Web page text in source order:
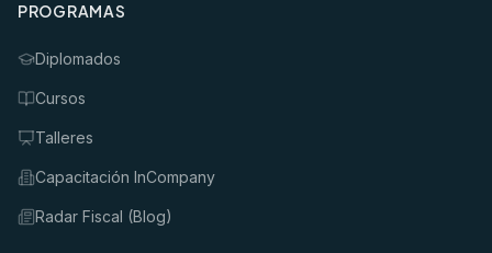
PROGRAMAS
Diplomados
Cursos
Talleres
Capacitación InCompany
Radar Fiscal (Blog)